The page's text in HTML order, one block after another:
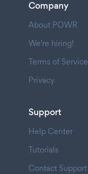
Company
About POWR
We're hiring!
Terms of Service
Privacy
Support
Help Center
Tutorials
Contact Support